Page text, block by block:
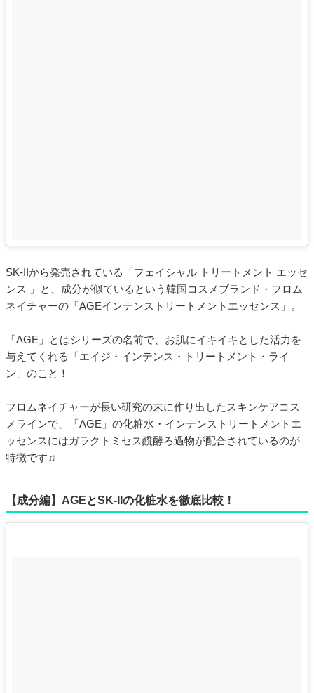
SK-IIから発売されている「フェイシャル トリートメント エッセ
ンス 」と、成分が似ているという韓国コスメブランド・フロム
ネイチャーの「AGEインテンストリートメントエッセンス」。
「AGE」とはシリーズの名前で、お肌にイキイキとした活力を
与えてくれる「エイジ・インテンス・トリートメント・ライ
ン」のこと！
フロムネイチャーが長い研究の末に作り出したスキンケアコス
メラインで、「AGE」の化粧水・インテンストリートメントエ
ッセンスにはガラクトミセス醗酵ろ過物が配合されているのが
特徴です♫
【成分編】AGEとSK-IIの化粧水を徹底比較！